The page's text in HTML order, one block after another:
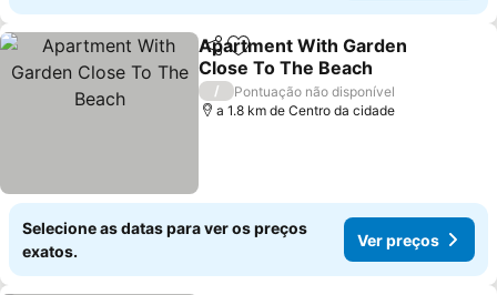
PartilharAdicionar aos favoritos
Apartment With Garden
Close To The Beach
/
Pontuação não disponível
a 1.8 km de Centro da cidade
Selecione as datas para ver os preços
exatos.
Ver preços